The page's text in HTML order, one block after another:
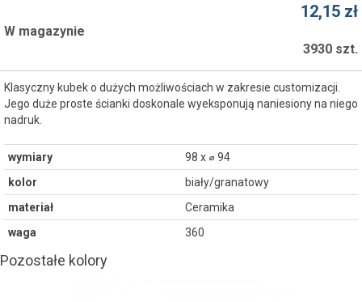
12,15 zł
W magazynie
3930 szt.
Klasyczny kubek o dużych możliwościach w zakresie customizacji.
Jego duże proste ścianki doskonale wyeksponują naniesiony na niego
nadruk.
wymiary
98 x ⌀ 94
kolor
biały/granatowy
materiał
Ceramika
waga
360
Pozostałe kolory